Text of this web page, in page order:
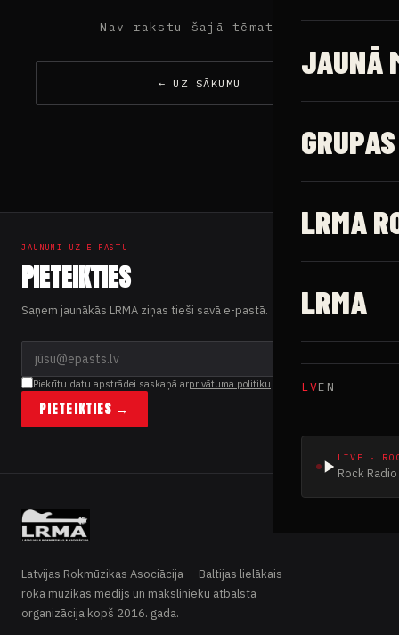
JAUNĀ
GRUPAS
LRMA
LRMA
LVEN
LIVE ·
Rock
Nav rakstu šajā tēmaturī
← UZ SĀKUMU
JAUNUMI UZ E-PASTU
PIETEIKTIES
Saņem jaunākās LRMA ziņas tieši savā e-pastā.
Piekrītu datu apstrādei saskaņā arprivātuma politiku
PIETEIKTIES →
Latvijas Rokmūzikas Asociācija — Baltijas lielākais
roka mūzikas medijs un mākslinieku atbalsta
organizācija kopš 2016. gada.